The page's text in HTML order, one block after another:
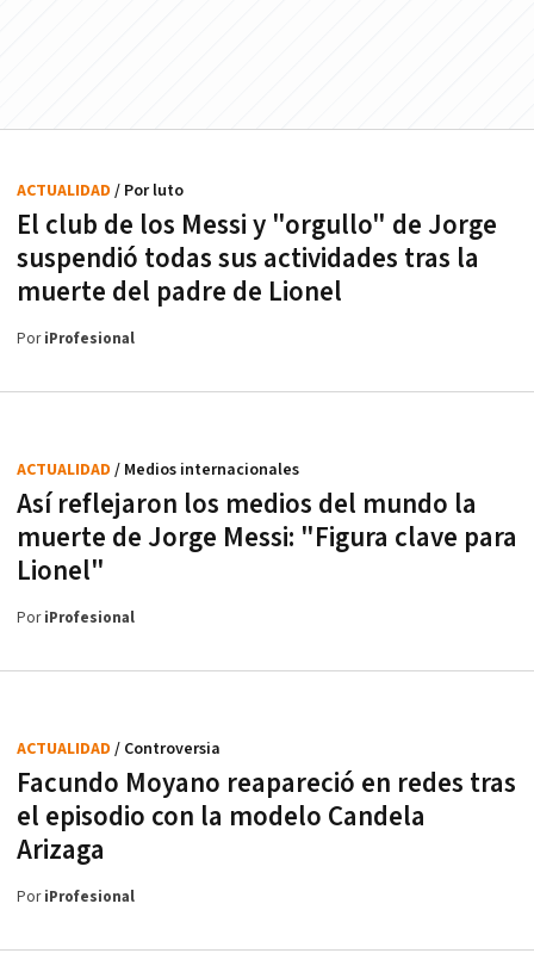
El club de los Messi y "orgullo" de Jorge
suspendió todas sus actividades tras la
muerte del padre de Lionel
ACTUALIDAD / Por luto
PoriProfesional
Así reflejaron los medios del mundo la
muerte de Jorge Messi: "Figura clave para
Lionel"
ACTUALIDAD / Medios internacionales
PoriProfesional
Facundo Moyano reapareció en redes tras
el episodio con la modelo Candela
Arizaga
ACTUALIDAD / Controversia
PoriProfesional